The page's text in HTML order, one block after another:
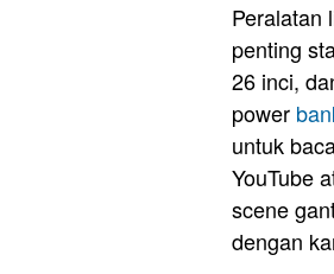
Peralatan
penting
26 inci,
power
untuk
YouTube
scene
dengan